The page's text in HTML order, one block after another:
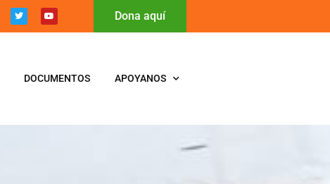
Dona aquí
DOCUMENTOS APOYANOS